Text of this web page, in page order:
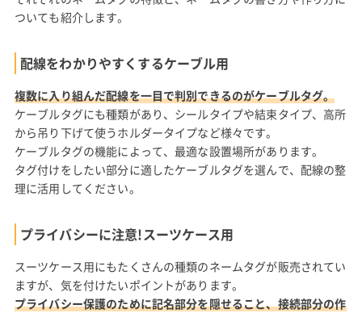
ついても紹介します。
配線をわかりやすくするケーブル用
複数に入り組んだ配線を一目で判別できるのがケーブルタグ。
ケーブルタグにも種類があり、シールタイプや結束タイプ、高所
から吊り下げて使うホルダータイプなど様々です。
ケーブルタグの機能によって、最適な設置場所があります。
タグ付けをしたい部分に適したケーブルタグを選んで、配線の整
理に活用してください。
プライバシーに注意!スーツケース用
スーツケース用にもたくさんの種類のネームタグが販売されてい
ますが、気を付けたいポイントがあります。
プライバシー保護のために記名部分を隠せること、接続部分の作